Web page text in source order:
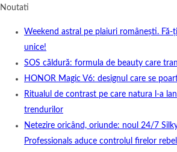
Noutati
Weekend astral pe plaiuri românești. Fă-
unice!
SOS căldură: formula de beauty care
HONOR Magic V6: designul care se
Ritualul de contrast pe care natura l-a
trendurilor
Netezire oricând, oriunde: noul 24/7
Professionals aduce controlul firelor